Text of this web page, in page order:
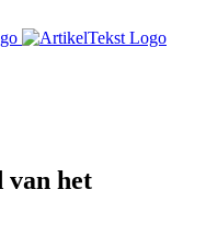
van het